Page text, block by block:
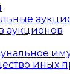
аукционов
иных